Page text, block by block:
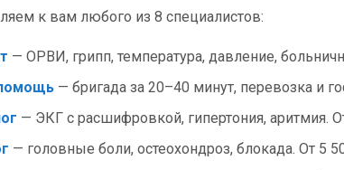
к вам любого из 8 специалистов:
— ОРВИ, грипп, температура, давление,
— бригада за 20–40 минут, перевозка и
— ЭКГ с расшифровкой, гипертония, аритмия.
— головные боли, остеохондроз, блокада. От 5